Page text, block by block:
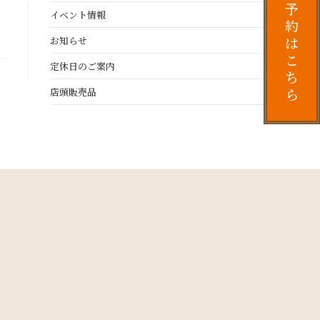
イベント情報
お知らせ
定休日のご案内
店頭販売品
予
約
は
こ
ち
ら